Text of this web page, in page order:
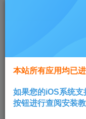
本站所有应用均已
如果您的iOS系统
按钮进行查阅安装